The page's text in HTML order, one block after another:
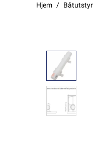
Hjem Båtutstyr